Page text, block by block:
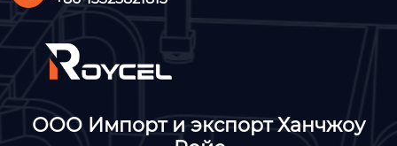
ООО Импорт и экспорт Ханчжоу